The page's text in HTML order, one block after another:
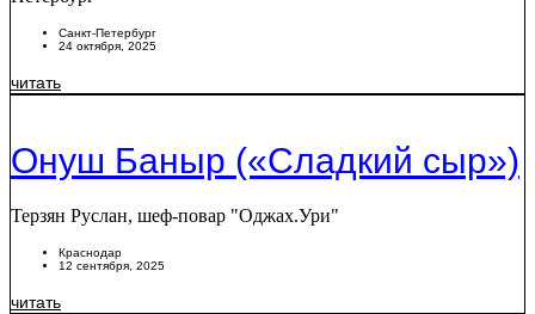
Санкт-Петербург
24 октября, 2025
читать
Онуш Баныр («Сладкий сыр»)
Терзян Руслан, шеф-повар "Оджах.Ури"
Краснодар
12 сентября, 2025
читать